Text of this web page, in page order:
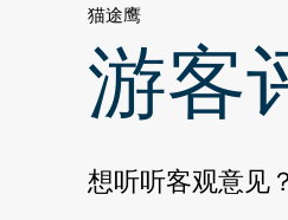
猫途鹰
游客
想听听客观意见